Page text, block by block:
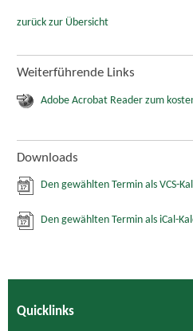
zurück zur Übersicht
Weiterführende Links
Adobe Acrobat Reader zum
Downloads
Den gewählten Termin als VCS-
Den gewählten Termin als iCal-
Quicklinks